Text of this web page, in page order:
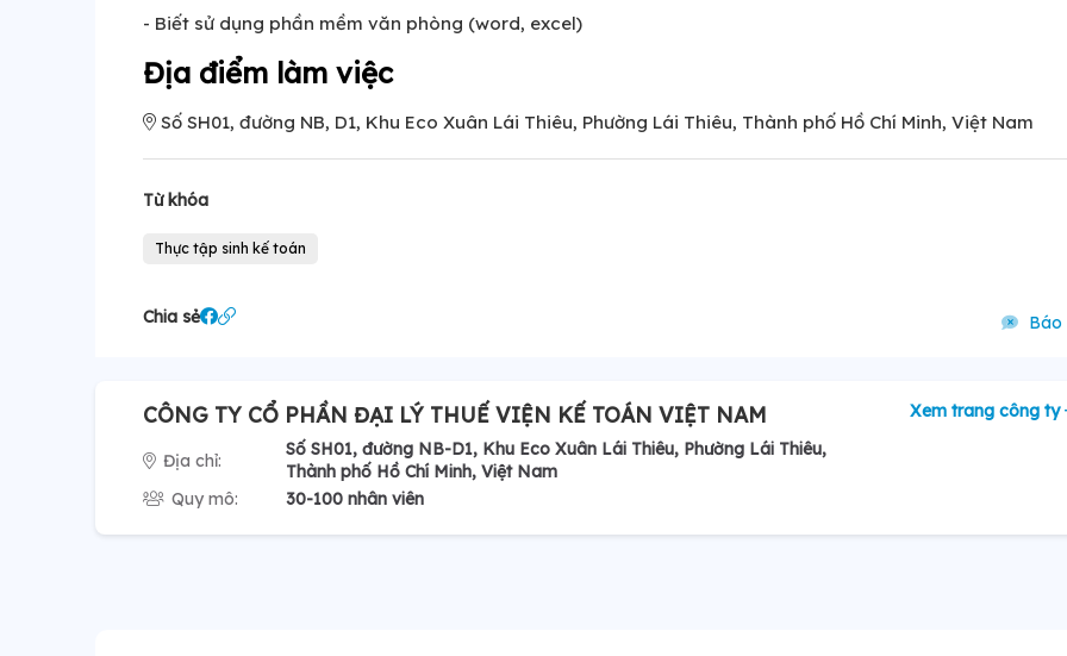
- Biết sử dụng phần mềm văn phòng (word, excel)
Địa điểm làm việc
Số SH01, đường NB, D1, Khu Eco Xuân Lái Thiêu, Phường Lái Thiêu, Thành phố Hồ Chí Minh, Việt Nam
Từ khóa
Thực tập sinh kế toán
Chia sẻ Báo
CÔNG TY CỔ PHẦN ĐẠI LÝ THUẾ VIỆN KẾ TOÁN VIỆT NAM
Địa chỉ:
Số SH01, đường NB-D1, Khu Eco Xuân Lái Thiêu, Phường Lái Thiêu,
Thành phố Hồ Chí Minh, Việt Nam
Quy mô:
30-100 nhân viên
Xem trang công ty